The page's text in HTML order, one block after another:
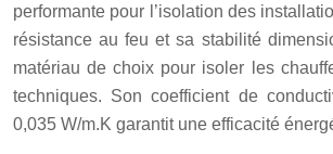
performante pour l’isolation des
résistance au feu et sa stabilité
matériau de choix pour isoler les
techniques. Son coefficient de
0,035 W/m.K garantit une efficacité